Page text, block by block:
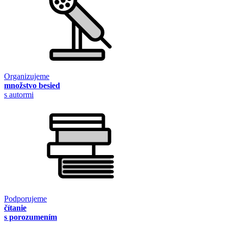
Organizujeme
množstvo besied
s autormi
Podporujeme
čítanie
s porozumením